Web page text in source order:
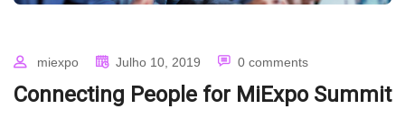
miexpo Julho 10, 2019 0 comments
Connecting People for MiExpo Summit